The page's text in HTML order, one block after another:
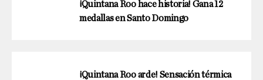
¡Quintana Roo hace historia! Gana 12
medallas en Santo Domingo
¡Quintana Roo arde! Sensación térmica